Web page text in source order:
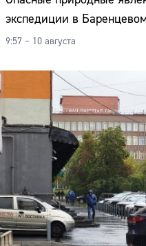
экспедиции в
9:57 – 10 августа